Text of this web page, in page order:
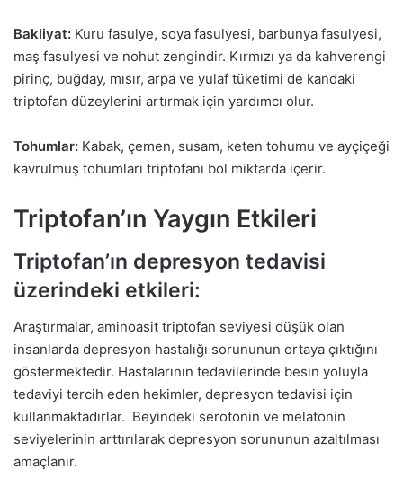
Bakliyat: Kuru fasulye, soya fasulyesi, barbunya fasulyesi,
maş fasulyesi ve nohut zengindir. Kırmızı ya da kahverengi
pirinç, buğday, mısır, arpa ve yulaf tüketimi de kandaki
triptofan düzeylerini artırmak için yardımcı olur.
Tohumlar: Kabak, çemen, susam, keten tohumu ve ayçiçeği
kavrulmuş tohumları triptofanı bol miktarda içerir.
Triptofan’ın Yaygın Etkileri
Triptofan’ın depresyon tedavisi
üzerindeki etkileri:
Araştırmalar, aminoasit triptofan seviyesi düşük olan
insanlarda depresyon hastalığı sorununun ortaya çıktığını
göstermektedir. Hastalarının tedavilerinde besin yoluyla
tedaviyi tercih eden hekimler, depresyon tedavisi için
kullanmaktadırlar. Beyindeki serotonin ve melatonin
seviyelerinin arttırılarak depresyon sorununun azaltılması
amaçlanır.